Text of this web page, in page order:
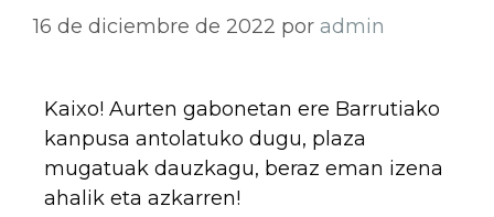
16 de diciembre de 2022 por admin
Kaixo! Aurten gabonetan ere Barrutiako
kanpusa antolatuko dugu, plaza
mugatuak dauzkagu, beraz eman izena
ahalik eta azkarren!